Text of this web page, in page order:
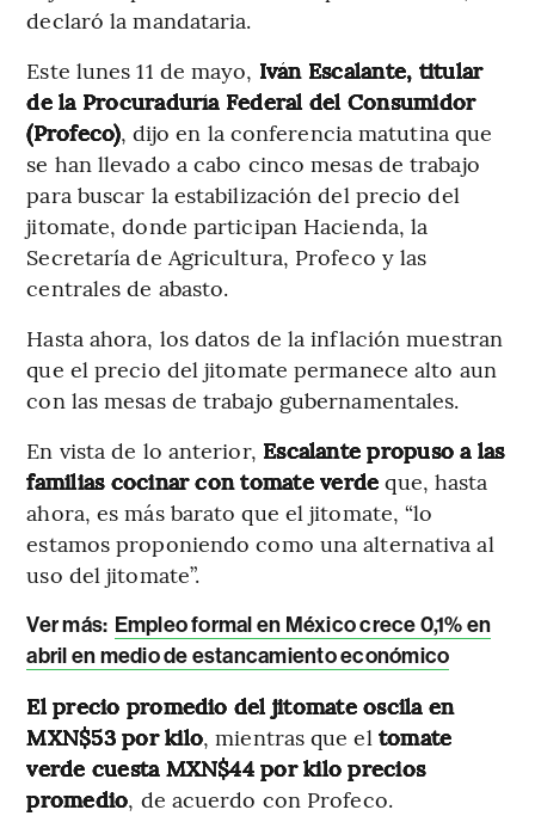
declaró la mandataria.
Este lunes 11 de mayo, Iván Escalante, titular
de la Procuraduría Federal del Consumidor
(Profeco), dijo en la conferencia matutina que
se han llevado a cabo cinco mesas de trabajo
para buscar la estabilización del precio del
jitomate, donde participan Hacienda, la
Secretaría de Agricultura, Profeco y las
centrales de abasto.
Hasta ahora, los datos de la inflación muestran
que el precio del jitomate permanece alto aun
con las mesas de trabajo gubernamentales.
En vista de lo anterior, Escalante propuso a las
familias cocinar con tomate verde que, hasta
ahora, es más barato que el jitomate, “lo
estamos proponiendo como una alternativa al
uso del jitomate”.
Ver más: Empleo formal en México crece 0,1% en
abril en medio de estancamiento económico
El precio promedio del jitomate oscila en
MXN$53 por kilo, mientras que el tomate
verde cuesta MXN$44 por kilo precios
promedio, de acuerdo con Profeco.